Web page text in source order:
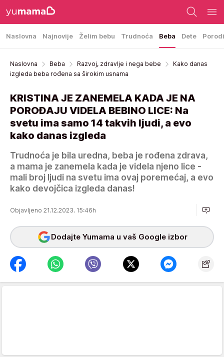
Naslovna Najnovije Želim bebu Trudnoća Beba Dete
Naslovna Beba Razvoj, zdravlje i nega bebe
Kako danas
izgleda beba rođena sa širokim usnama
KRISTINA JE ZANEMELA KADA JE NA
POROĐAJU VIDELA BEBINO LICE: Na
svetu ima samo 14 takvih ljudi, a evo
kako danas izgleda
Trudnoća je bila uredna, beba je rođena zdrava,
a mama je zanemela kada je videla njeno lice -
mali broj ljudi na svetu ima ovaj poremećaj, a evo
kako devojčica izgleda danas!
Objavljeno 21.12.2023. 15:46h
Dodajte Yumama u vaš Google izbor